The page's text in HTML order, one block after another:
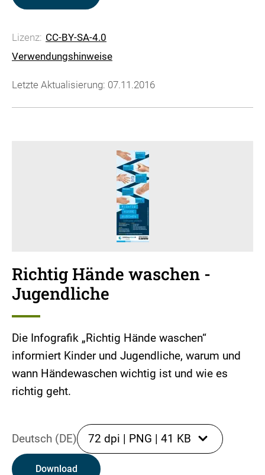
Lizenz: CC-BY-SA-4.0
Verwendungshinweise
Letzte Aktualisierung: 07.11.2016
Richtig Hände waschen -
Jugendliche
Die Infografik „Richtig Hände waschen“
informiert Kinder und Jugendliche, warum und
wann Händewaschen wichtig ist und wie es
richtig geht.
Deutsch (DE) 72 dpi | PNG | 41 KB
Download